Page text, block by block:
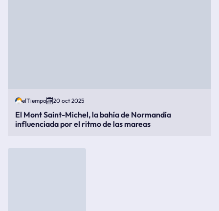
elTiempo 20 oct 2025
El Mont Saint-Michel, la bahía de Normandía
influenciada por el ritmo de las mareas